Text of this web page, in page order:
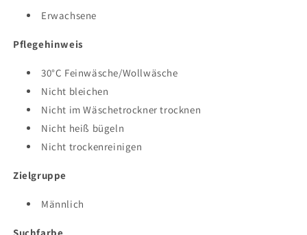
Erwachsene
Pflegehinweis
30°C Feinwäsche/Wollwäsche
Nicht bleichen
Nicht im Wäschetrockner trocknen
Nicht heiß bügeln
Nicht trockenreinigen
Zielgruppe
Männlich